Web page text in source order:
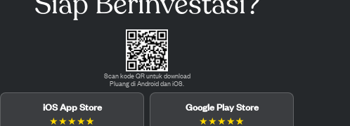
Scan kode QR untuk download
Pluang di Android dan iOS.
iOS App Store
★★★★★
Google Play Store
★★★★★